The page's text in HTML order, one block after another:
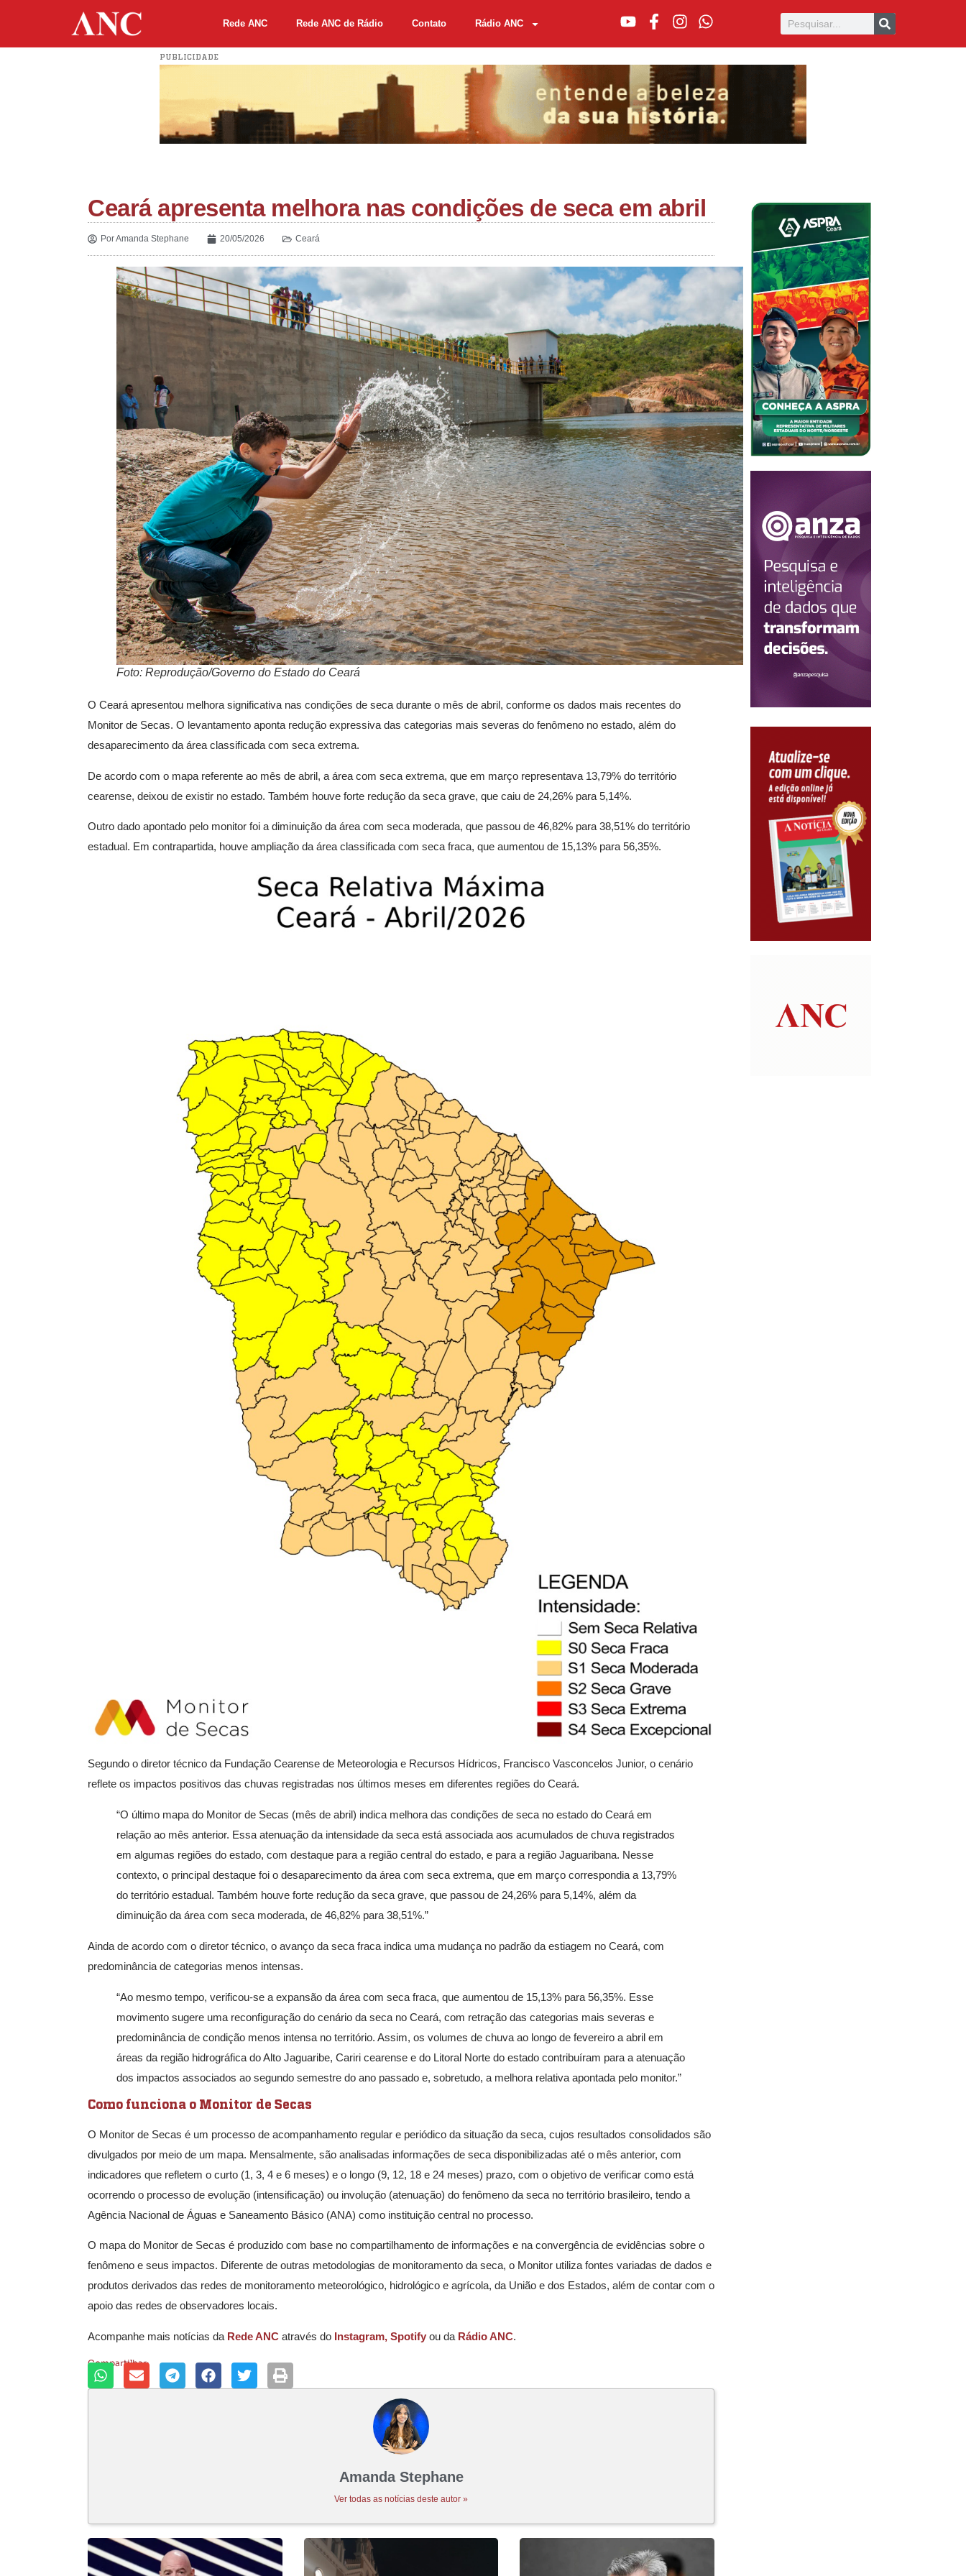
Rede ANC Rede ANC de Rádio Contato Rádio ANC
PUBLICIDADE
Ceará apresenta melhora nas condições de seca em abril
PorAmanda Stephane 20/05/2026 Ceará
Foto: Reprodução/Governo do Estado do Ceará
O Ceará apresentou melhora significativa nas condições de seca durante o mês de abril, conforme os dados mais recentes do
Monitor de Secas. O levantamento aponta redução expressiva das categorias mais severas do fenômeno no estado, além do
desaparecimento da área classificada com seca extrema.
De acordo com o mapa referente ao mês de abril, a área com seca extrema, que em março representava 13,79% do território
cearense, deixou de existir no estado. Também houve forte redução da seca grave, que caiu de 24,26% para 5,14%.
Outro dado apontado pelo monitor foi a diminuição da área com seca moderada, que passou de 46,82% para 38,51% do território
estadual. Em contrapartida, houve ampliação da área classificada com seca fraca, que aumentou de 15,13% para 56,35%.
Segundo o diretor técnico da Fundação Cearense de Meteorologia e Recursos Hídricos, Francisco Vasconcelos Junior, o cenário
reflete os impactos positivos das chuvas registradas nos últimos meses em diferentes regiões do Ceará.
“O último mapa do Monitor de Secas (mês de abril) indica melhora das condições de seca no estado do Ceará em
relação ao mês anterior. Essa atenuação da intensidade da seca está associada aos acumulados de chuva registrados
em algumas regiões do estado, com destaque para a região central do estado, e para a região Jaguaribana. Nesse
contexto, o principal destaque foi o desaparecimento da área com seca extrema, que em março correspondia a 13,79%
do território estadual. Também houve forte redução da seca grave, que passou de 24,26% para 5,14%, além da
diminuição da área com seca moderada, de 46,82% para 38,51%.”
Ainda de acordo com o diretor técnico, o avanço da seca fraca indica uma mudança no padrão da estiagem no Ceará, com
predominância de categorias menos intensas.
“Ao mesmo tempo, verificou-se a expansão da área com seca fraca, que aumentou de 15,13% para 56,35%. Esse
movimento sugere uma reconfiguração do cenário da seca no Ceará, com retração das categorias mais severas e
predominância de condição menos intensa no território. Assim, os volumes de chuva ao longo de fevereiro a abril em
áreas da região hidrográfica do Alto Jaguaribe, Cariri cearense e do Litoral Norte do estado contribuíram para a atenuação
dos impactos associados ao segundo semestre do ano passado e, sobretudo, a melhora relativa apontada pelo monitor.”
Como funciona o Monitor de Secas
O Monitor de Secas é um processo de acompanhamento regular e periódico da situação da seca, cujos resultados consolidados são
divulgados por meio de um mapa. Mensalmente, são analisadas informações de seca disponibilizadas até o mês anterior, com
indicadores que refletem o curto (1, 3, 4 e 6 meses) e o longo (9, 12, 18 e 24 meses) prazo, com o objetivo de verificar como está
ocorrendo o processo de evolução (intensificação) ou involução (atenuação) do fenômeno da seca no território brasileiro, tendo a
Agência Nacional de Águas e Saneamento Básico (ANA) como instituição central no processo.
O mapa do Monitor de Secas é produzido com base no compartilhamento de informações e na convergência de evidências sobre o
fenômeno e seus impactos. Diferente de outras metodologias de monitoramento da seca, o Monitor utiliza fontes variadas de dados e
produtos derivados das redes de monitoramento meteorológico, hidrológico e agrícola, da União e dos Estados, além de contar com o
apoio das redes de observadores locais.
Acompanhe mais notícias da Rede ANC através do Instagram, Spotify ou da Rádio ANC.
Compartilhar:
Amanda Stephane
Ver todas as notícias deste autor »